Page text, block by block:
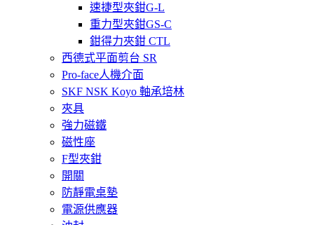
速捷型夾鉗G-L
重力型夾鉗GS-C
鉗得力夾鉗 CTL
西德式平面剪台 SR
Pro-face人機介面
SKF NSK Koyo 軸承培林
夾具
強力磁鐵
磁性座
F型夾鉗
開關
防靜電桌墊
電源供應器